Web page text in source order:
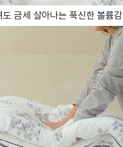
도 금세 살아나는 푹신한 볼륨감